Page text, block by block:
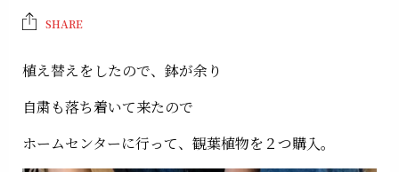
SHARE
植え替えをしたので、鉢が余り
自粛も落ち着いて来たので
ホームセンターに行って、観葉植物を２つ購入。